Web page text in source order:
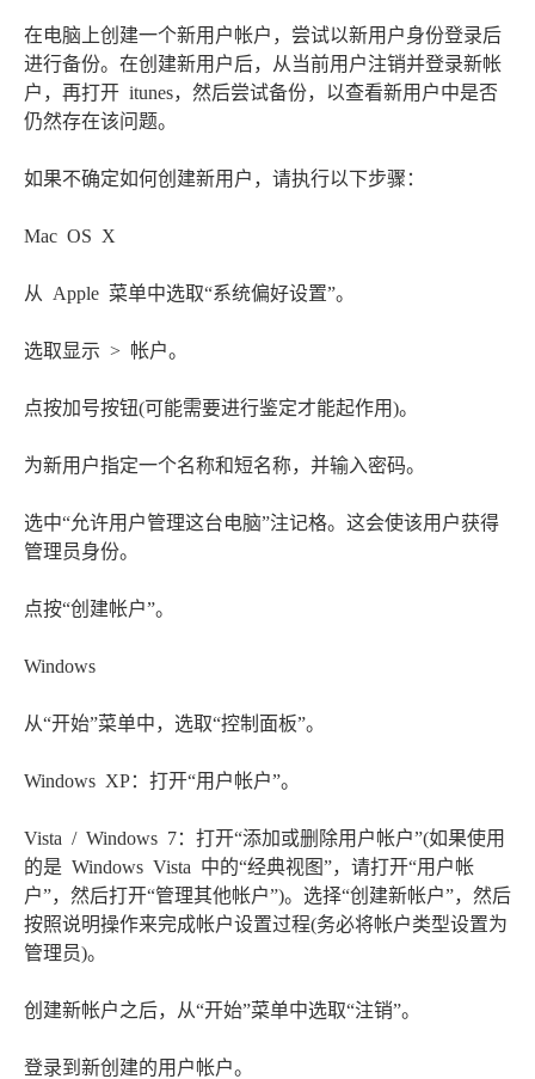
在电脑上创建一个新用户帐户，尝试以新用户身份登录后
进行备份。在创建新用户后，从当前用户注销并登录新帐
户，再打开 itunes，然后尝试备份，以查看新用户中是否
仍然存在该问题。
如果不确定如何创建新用户，请执行以下步骤：
Mac OS X
从 Apple 菜单中选取“系统偏好设置”。
选取显示 > 帐户。
点按加号按钮(可能需要进行鉴定才能起作用)。
为新用户指定一个名称和短名称，并输入密码。
选中“允许用户管理这台电脑”注记格。这会使该用户获得
管理员身份。
点按“创建帐户”。
Windows
从“开始”菜单中，选取“控制面板”。
Windows XP：打开“用户帐户”。
Vista / Windows 7：打开“添加或删除用户帐户”(如果使用
的是 Windows Vista 中的“经典视图”，请打开“用户帐
户”，然后打开“管理其他帐户”)。选择“创建新帐户”，然后
按照说明操作来完成帐户设置过程(务必将帐户类型设置为
管理员)。
创建新帐户之后，从“开始”菜单中选取“注销”。
登录到新创建的用户帐户。